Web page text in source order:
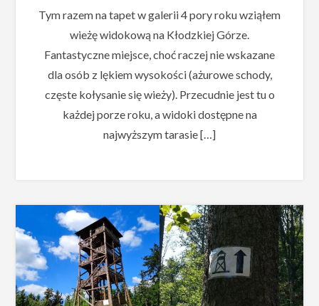
Tym razem na tapet w galerii 4 pory roku wziąłem
wieżę widokową na Kłodzkiej Górze.
Fantastyczne miejsce, choć raczej nie wskazane
dla osób z lękiem wysokości (ażurowe schody,
częste kołysanie się wieży). Przecudnie jest tu o
każdej porze roku, a widoki dostępne na
najwyższym tarasie […]